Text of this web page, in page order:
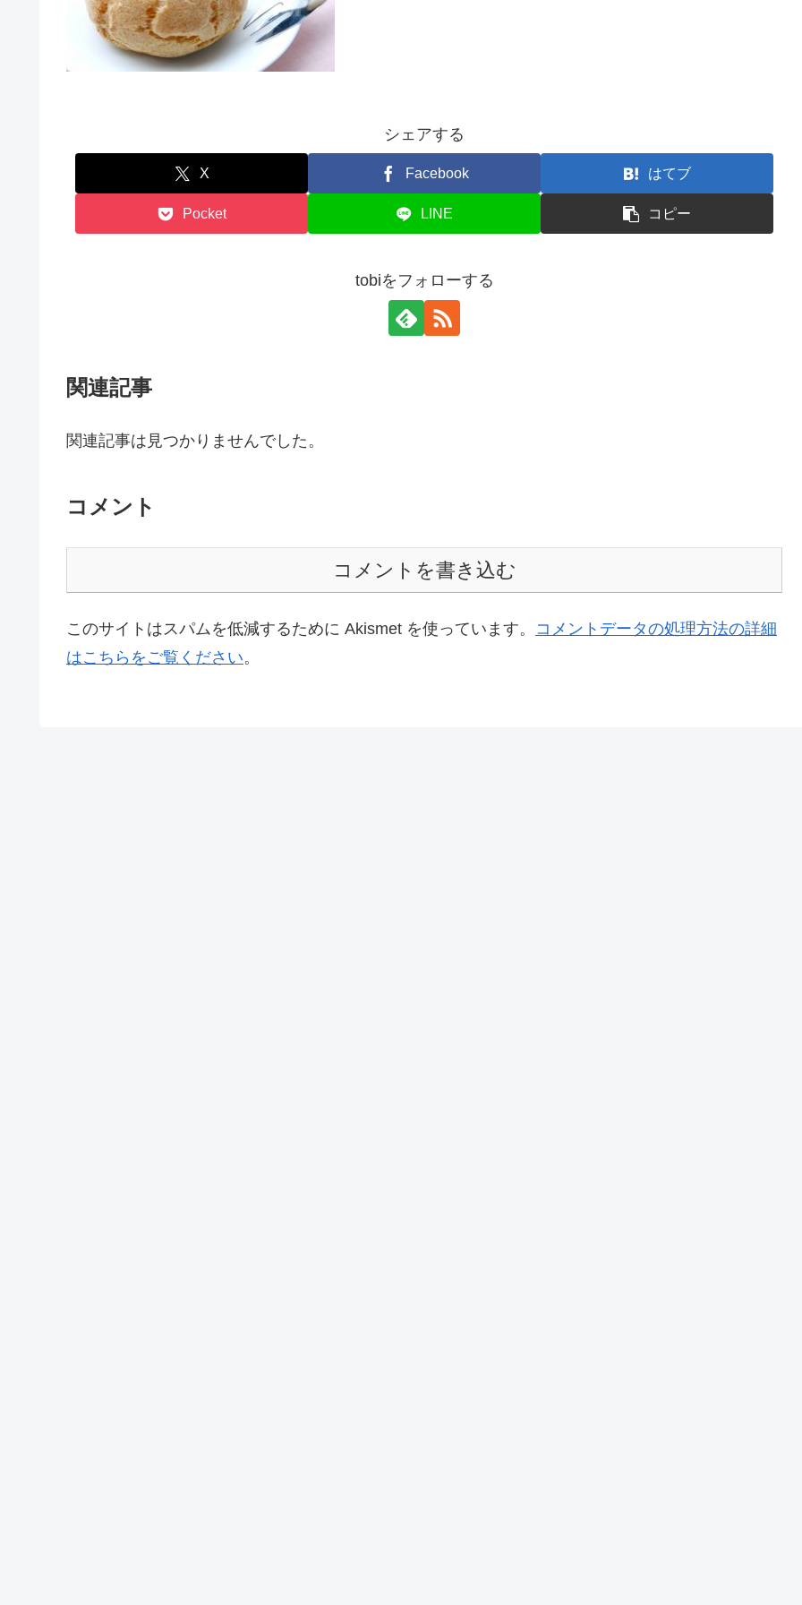
シェアする
X Facebook はてブ
Pocket LINE コピー
tobiをフォローする
関連記事
関連記事は見つかりませんでした。
コメント
コメントを書き込む
このサイトはスパムを低減するために Akismet を使っています。 コメントデータの処理方法の詳細
はこちらをご覧ください。